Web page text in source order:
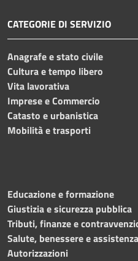
CATEGORIE DI SERVIZIO
Anagrafe e stato civile
Cultura e tempo libero
Vita lavorativa
Imprese e Commercio
Catasto e urbanistica
Mobilità e trasporti
Educazione e formazione
Giustizia e sicurezza pubblica
Tributi, finanze e
Salute, benessere e assistenza
Autorizzazioni